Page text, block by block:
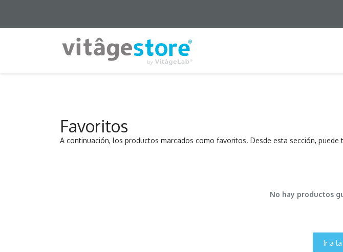
Favoritos
A continuación, los productos marcados como favoritos. Desde esta sección,
No hay productos
Ir a